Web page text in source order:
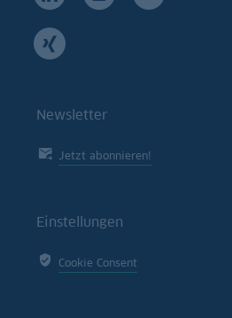
Newsletter
Jetzt abonnieren!
Einstellungen
Cookie Consent